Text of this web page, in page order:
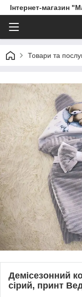
Інтернет-магазин
Товари та
Демісезонний
сірий, принт